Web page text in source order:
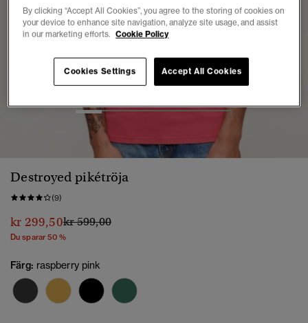
1
Destroyed pikétröja
(9)
kr 299,50Pris reducerat från
kr 599,00till
Du sparar 50 %
Färg: raspberry pink
By clicking “Accept All Cookies”, you agree to the storing of cookies on
your device to enhance site navigation, analyze site usage, and assist
in our marketing efforts. Cookie Policy
Accept All Cookies
Cookies Settings